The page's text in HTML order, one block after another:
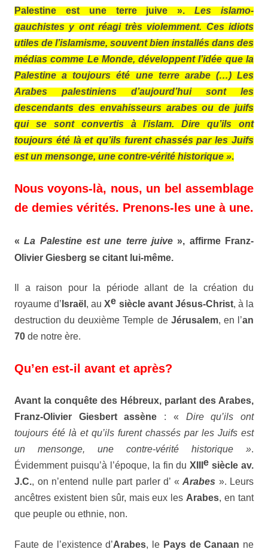
Palestine est une terre juive ».Les islamo-
gauchistes y ont réagi très violemment. Ces idiots
utiles de l’islamisme, souvent bien installés dans des
médias comme Le Monde, développent l’idée que la
Palestine a toujours été une terre arabe (…) Les
Arabes palestiniens d’aujourd’hui sont les
descendants des envahisseurs arabes ou de juifs
qui se sont convertis à l’islam. Dire qu’ils ont
toujours été là et qu’ils furent chassés par les Juifs
est un mensonge, une contre-vérité historique ».
Nous voyons-là, nous, un bel assemblage
de demies vérités. Prenons-les une à une.
«La Palestine est une terre juive », affirme Franz-
Olivier Giesberg se citant lui-même.
Il a raison pour la période allant de la création du
royaume d’ Israël , auXe siècle avant Jésus-Christ, à la
destruction du deuxième Temple de Jérusalem, en l’an
70 de notre ère.
Qu’en est-il avant et après?
Avant la conquête des Hébreux, parlant des Arabes,
Franz-Olivier Giesbertassène : « Dire qu’ils ont
toujours été là et qu’ils furent chassés par les Juifs est
un mensonge, une contre-vérité historique ».
Évidemment puisqu’à l’époque, la fin duXIIIe siècle av.
J.C., on n’entend nulle part parler d’ « Arabes ». Leurs
ancêtres existent bien sûr, mais eux les Arabes, en tant
que peuple ou ethnie, non.
Faute de l’existence d’Arabes, le Pays de Canaan ne